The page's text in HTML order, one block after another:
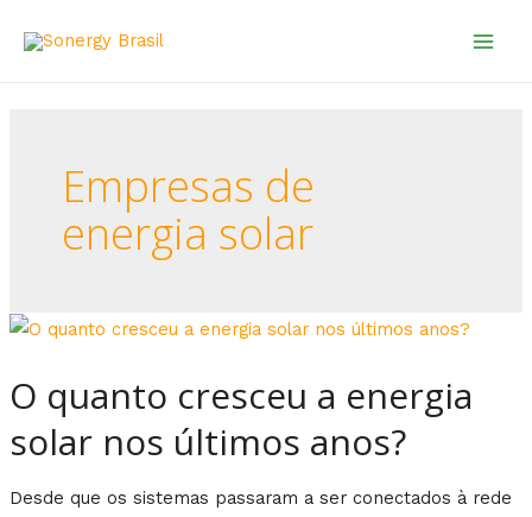
Empresas de
energia solar
O quanto cresceu a energia
solar nos últimos anos?
Desde que os sistemas passaram a ser conectados à rede